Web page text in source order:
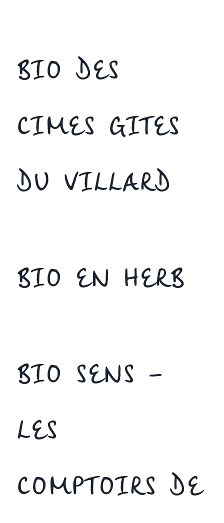
BIO DES
CIMES GITES
DU VILLARD
BIO EN HERB
BIO SENS –
LES
COMPTOIRS DE